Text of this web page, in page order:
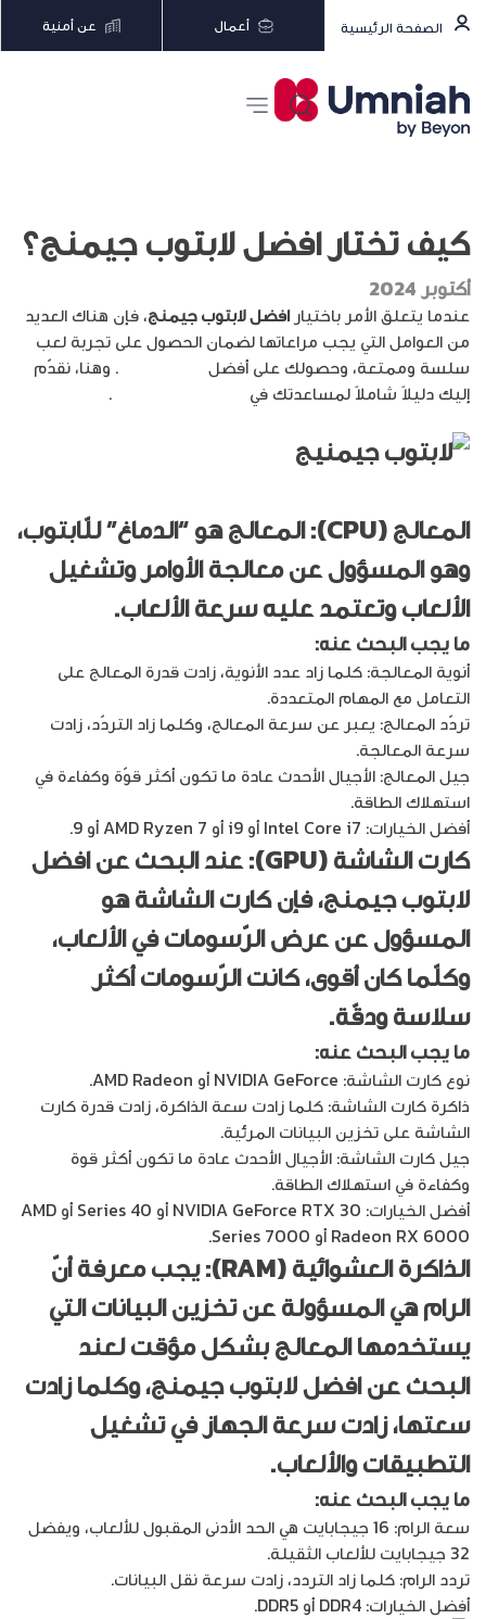
الصفحة الرئيسية أعمال عن أمنية
كيف تختار افضل لابتوب جيمنج؟
أكتوبر 2024
عندما يتعلق الأمر باختيارافضل لابتوب جيمنج، فإن هناك العديد
من العوامل التي يجب مراعاتها لضمان الحصول على تجربة لعب
سلسة وممتعة، وحصولك على أفضل
. وهنا، نقدّم
إليك دليلاً شاملاً لمساعدتك في
.
المعالج (CPU): المعالج هو “الدماغ” للّابتوب،
وهو المسؤول عن معالجة الأوامر وتشغيل
الألعاب وتعتمد عليه سرعة الألعاب.
ما يجب البحث عنه:
أنوية المعالجة: كلما زاد عدد الأنوية، زادت قدرة المعالج على
التعامل مع المهام المتعددة.
تردّد المعالج: يعبر عن سرعة المعالج، وكلما زاد التردّد، زادت
سرعة المعالجة.
جيل المعالج: الأجيال الأحدث عادة ما تكون أكثر قوّة وكفاءة في
استهلاك الطاقة.
أفضل الخيارات: Intel Core i7 أو i9 أو AMD Ryzen 7 أو 9.
كارت الشاشة (GPU): عند البحث عن
افضل
لابتوب جيمنج، فإن كارت الشاشة هو
المسؤول عن عرض الرّسومات في الألعاب،
وكلّما كان أقوى، كانت الرّسومات أكثر
سلاسة ودقّة.
ما يجب البحث عنه:
نوع كارت الشاشة: NVIDIA GeForce أو AMD Radeon.
ذاكرة كارت الشاشة: كلما زادت سعة الذاكرة، زادت قدرة كارت
الشاشة على تخزين البيانات المرئية.
جيل كارت الشاشة: الأجيال الأحدث عادة ما تكون أكثر قوة
وكفاءة في استهلاك الطاقة.
أفضل الخيارات: NVIDIA GeForce RTX 30 أو 40 Series أو AMD
Radeon RX 6000 أو 7000 Series.
الذاكرة العشوائية (RAM): يجب معرفة أنّ
الرام هي المسؤولة عن تخزين البيانات التي
يستخدمها المعالج بشكل مؤقت لعند
البحث عنافضل لابتوب جيمنج، وكلما زادت
سعتها، زادت سرعة الجهاز في تشغيل
التطبيقات والألعاب.
ما يجب البحث عنه:
سعة الرام: 16 جيجابايت هي الحد الأدنى المقبول للألعاب، ويفضل
32 جيجابايت للألعاب الثقيلة.
تردد الرام: كلما زاد التردد، زادت سرعة نقل البيانات.
أفضل الخيارات: DDR4 أو DDR5.